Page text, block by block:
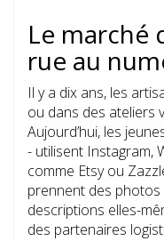
Le marché
rue au
Il y a dix ans, les
ou dans des ateliers
Aujourd’hui, les
- utilisent Instagram,
comme Etsy ou
prennent des photos
descriptions elles-
des partenaires